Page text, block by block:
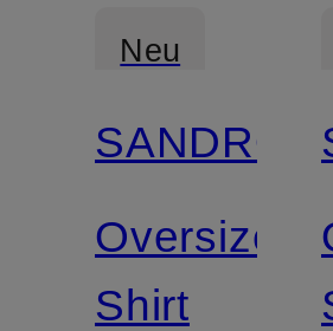
Neu
SANDRO
Oversized-
Shirt